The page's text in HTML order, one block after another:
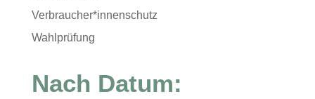
Verbraucher*innenschutz
Wahlprüfung
Nach Datum: